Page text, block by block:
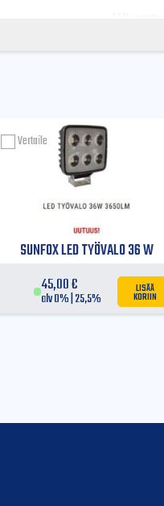
Alumiinia (ADC 12)
kalansilmäoptiikka
270x93x61mm
4
SUNFOX LED TYÖVALO 36 W
45,00€
alv 0% | 25,5%
LISÄÄ
KORIIN
Vertaile